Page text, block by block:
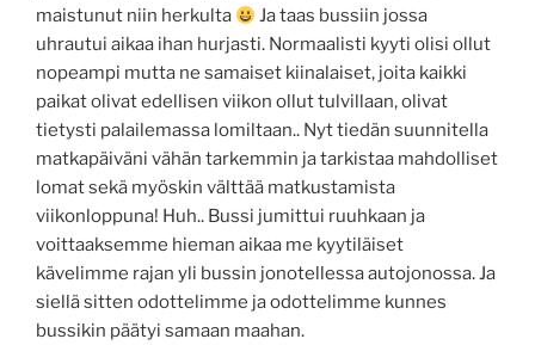
maistunut niin herkulta
Ja taas bussiin jossa
uhrautui aikaa ihan hurjasti. Normaalisti kyyti olisi ollut
nopeampi mutta ne samaiset kiinalaiset, joita kaikki
paikat olivat edellisen viikon ollut tulvillaan, olivat
tietysti palailemassa lomiltaan.. Nyt tiedän suunnitella
matkapäiväni vähän tarkemmin ja tarkistaa mahdolliset
lomat sekä myöskin välttää matkustamista
viikonloppuna! Huh.. Bussi jumittui ruuhkaan ja
voittaaksemme hieman aikaa me kyytiläiset
kävelimme rajan yli bussin jonotellessa autojonossa. Ja
siellä sitten odottelimme ja odottelimme kunnes
bussikin päätyi samaan maahan.